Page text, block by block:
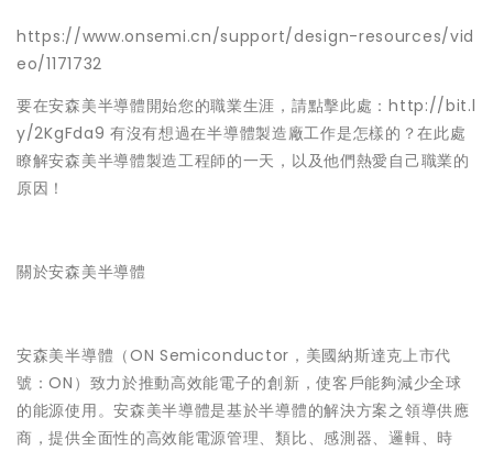
https://www.onsemi.cn/support/design-resources/vid
eo/1171732
要在安森美半導體開始您的職業生涯，請點擊此處：http://bit.l
y/2KgFda9 有沒有想過在半導體製造廠工作是怎樣的？在此處
瞭解安森美半導體製造工程師的一天，以及他們熱愛自己職業的
原因！
關於安森美半導體
安森美半導體（ON Semiconductor，美國納斯達克上市代
號：ON）致力於推動高效能電子的創新，使客戶能夠減少全球
的能源使用。安森美半導體是基於半導體的解決方案之領導供應
商，提供全面性的高效能電源管理、類比、感測器、邏輯、時